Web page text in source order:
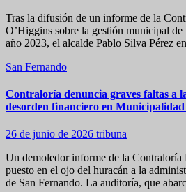
Tras la difusión de un informe de la
O’Higgins sobre la gestión municipal de
año 2023, el alcalde Pablo Silva Pérez
San Fernando
Contraloría denuncia graves faltas a
desorden financiero en
26 de junio de 2026 tribuna
Un demoledor informe de la Contraloría
puesto en el ojo del huracán a la
de San Fernando. La auditoría, que